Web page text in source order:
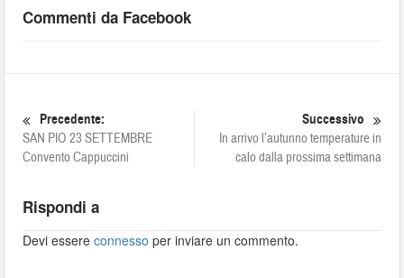
Commenti da Facebook
Precedente:
SAN PIO 23 SETTEMBRE
Convento Cappuccini
Successivo
In arrivo l’autunno temperature in
calo dalla prossima settimana
Rispondi a
Devi essereconnesso per inviare un commento.